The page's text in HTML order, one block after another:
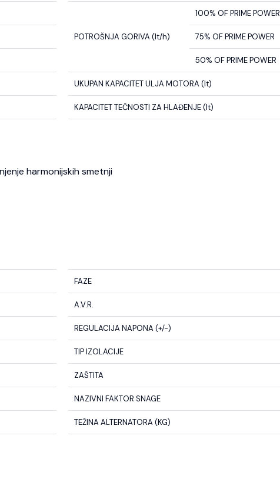
POTROŠNJA GORIVA (lt/h)
100% OF PRIME POWER
75% OF PRIME POWER
50% OF PRIME POWER
UKUPAN KAPACITET ULJA MOTORA (lt)
KAPACITET TEČNOSTI ZA HLAĐENJE (lt)
harmonijskih smetnji
FAZE
A.V.R.
REGULACIJA NAPONA (+/-)
TIP IZOLACIJE
ZAŠTITA
NAZIVNI FAKTOR SNAGE
TEŽINA ALTERNATORA (KG)